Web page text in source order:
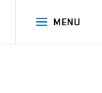
MENU